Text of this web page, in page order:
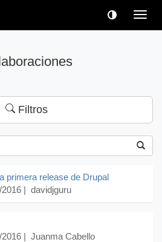
Filtros
primera release de Drupal
| davidjguru
| Juanma Cabello